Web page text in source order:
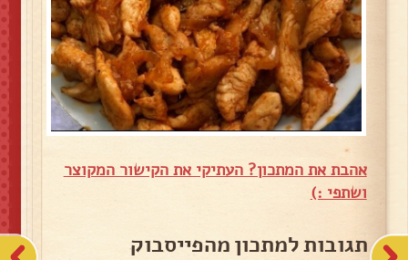
אהבת את המתכון? העתיקי את הקישור המקוצר
ושתפי :)
תגובות למתכון מהפייסבוק